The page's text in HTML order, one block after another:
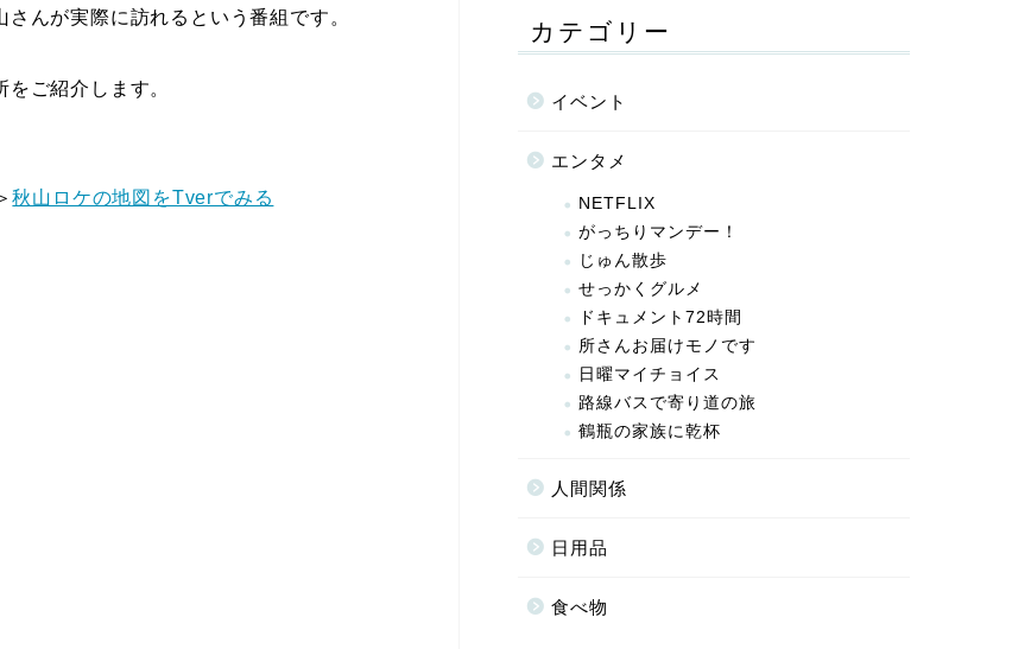
んが実際に訪れるという番組です。
ご紹介します。
秋山ロケの地図をTverでみる
カテゴリー
イベント
エンタメ
NETFLIX
がっちりマンデー！
じゅん散歩
せっかくグルメ
ドキュメント72時間
所さんお届けモノです
日曜マイチョイス
路線バスで寄り道の旅
鶴瓶の家族に乾杯
人間関係
日用品
食べ物